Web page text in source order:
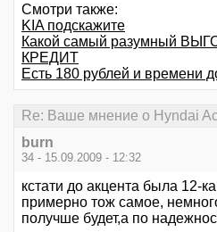
Смотри также:
KIA подскажите
Какой самый разумный
КРЕДИТ
Есть 180 рублей и времени
Re: Ваше мнение о Hyndai
burn
34 - 15.09.2009 - 12:32
кстати до акцента была 12-
примерно тож самое,
получше будет,а по